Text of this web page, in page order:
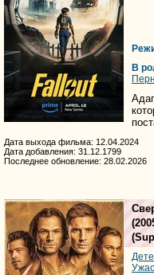
В
Дата выхода фильма: 12.04.2024
Дата добавления: 31.12.1799
Последнее обновление: 28.02.2026
(